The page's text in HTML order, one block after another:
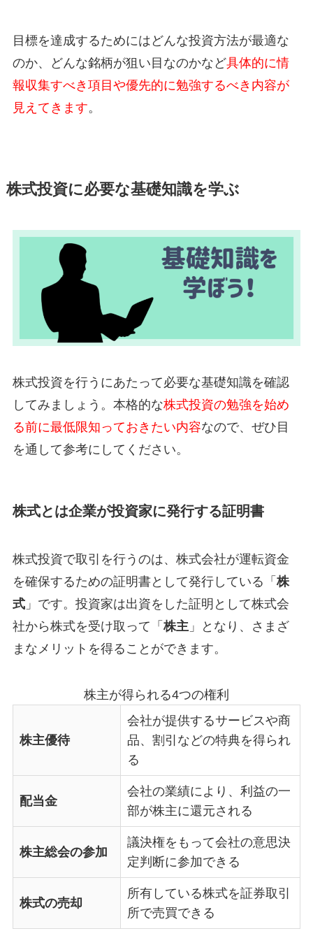
目標を達成するためにはどんな投資方法が最適な
のか、どんな銘柄が狙い目なのかなど具体的に情
報収集すべき項目や優先的に勉強するべき内容が
見えてきます。
株式投資に必要な基礎知識を学ぶ
株式投資を行うにあたって必要な基礎知識を確認
してみましょう。本格的な株式投資の勉強を始め
る前に最低限知っておきたい内容なので、ぜひ目
を通して参考にしてください。
株式とは企業が投資家に発行する証明書
株式投資で取引を行うのは、株式会社が運転資金
を確保するための証明書として発行している「 株
式」です。投資家は出資をした証明として株式会
社から株式を受け取って「 株主」となり、さまざ
まなメリットを得ることができます。
株主が得られる4つの権利
株主優待
会社が提供するサービスや商
品、割引などの特典を得られ
る
配当金
会社の業績により、利益の一
部が株主に還元される
株主総会の参加
議決権をもって会社の意思決
定判断に参加できる
株式の売却
所有している株式を証券取引
所で売買できる